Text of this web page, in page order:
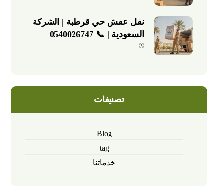
نقل عفش حي قرطبة | الشركة
السعودية | 📞 0540026747
تصنيفات
Blog
tag
خدماتنا